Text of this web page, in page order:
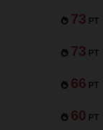
73 PT
73 PT
66 PT
60 PT